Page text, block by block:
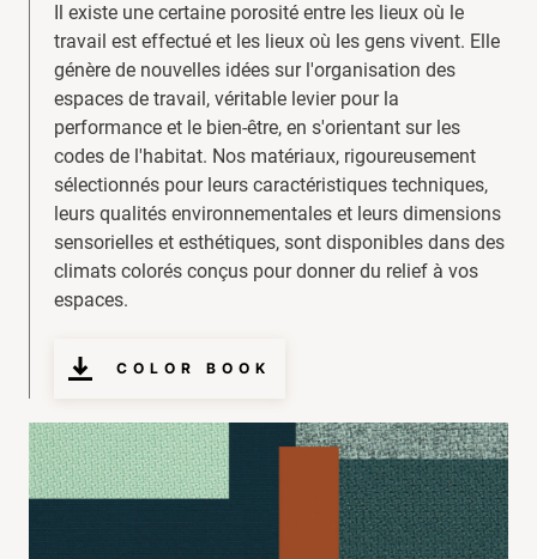
Il existe une certaine porosité entre les lieux où le
travail est effectué et les lieux où les gens vivent. Elle
génère de nouvelles idées sur l'organisation des
espaces de travail, véritable levier pour la
performance et le bien-être, en s'orientant sur les
codes de l'habitat. Nos matériaux, rigoureusement
sélectionnés pour leurs caractéristiques techniques,
leurs qualités environnementales et leurs dimensions
sensorielles et esthétiques, sont disponibles dans des
climats colorés conçus pour donner du relief à vos
espaces.
COLOR BOOK